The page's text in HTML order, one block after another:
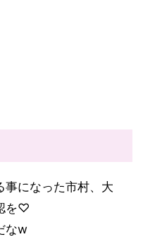
事になった市村、大
を♡
なw